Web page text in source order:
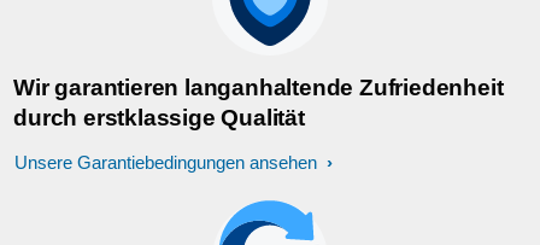
Wir garantieren langanhaltende Zufriedenheit
durch erstklassige Qualität
Unsere Garantiebedingungen ansehen